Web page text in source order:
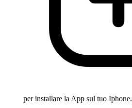
per installare la App sul tuo Iphone.